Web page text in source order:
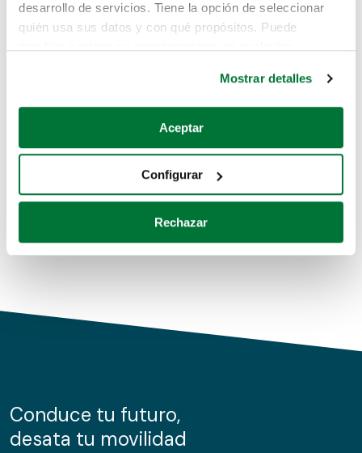
desarrollo de servicios. Tiene la opción de seleccionar
quién usa sus datos y con qué propósitos. Puede
Si lo permite, también quisiéramos:
Recopilar información sobre su ubicación geográfica
Identificar su dispositivo analizándolo activamente
para buscar características específicas (huellas
Obtenga más información sobre cómo se procesan sus
de cookies.
información sobre el uso que haga del sitio web con
nuestros partners de redes sociales, publicidad y análisis
Mostrar detalles
Aceptar
Configurar
Rechazar
Pero puedes encontrar el coche que estás
buscando en alguno de estos enlaces:
Coches de segunda mano
Coches de km0
Conduce tu futuro,
desata tu movilidad